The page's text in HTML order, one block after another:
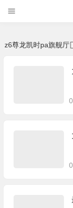
实习报告 -z6尊龙凯时
z6尊龙凯时pa旗舰厅